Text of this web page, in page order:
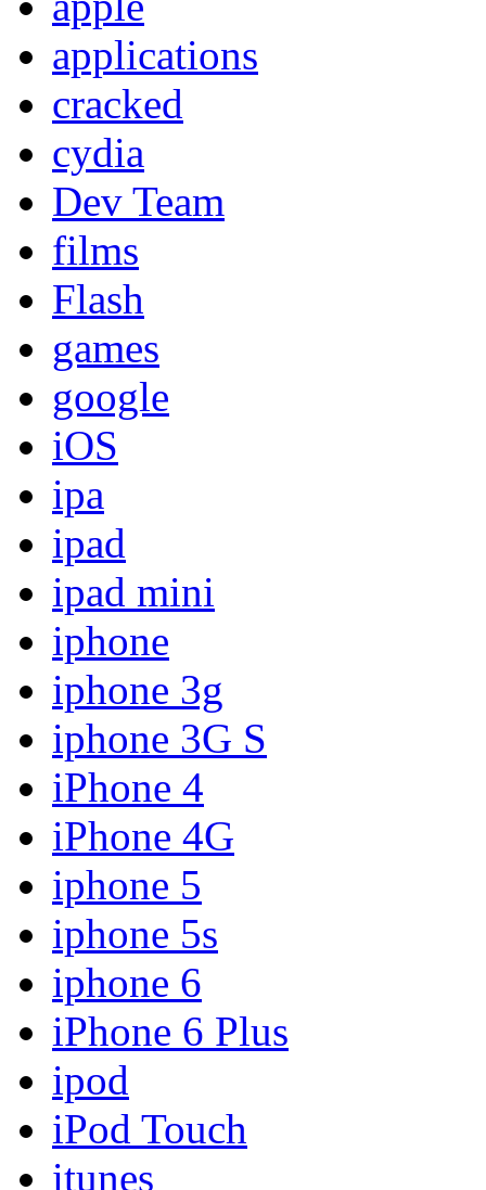
applications
cracked
cydia
Dev Team
films
Flash
games
google
iOS
ipa
ipad
ipad mini
iphone
iphone 3g
iphone 3G S
iPhone 4
iPhone 4G
iphone 5
iphone 5s
iphone 6
iPhone 6 Plus
ipod
iPod Touch
itunes